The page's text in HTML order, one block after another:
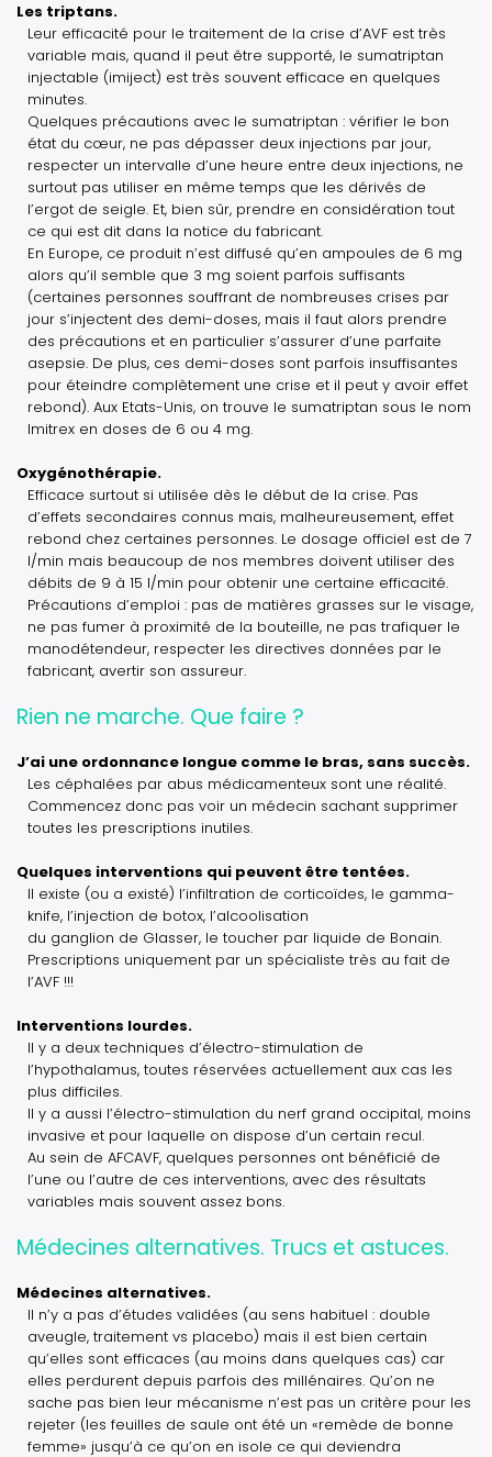
Les triptans.
Leur efficacité pour le traitement de la crise d’AVF est très
variable mais, quand il peut être supporté, le sumatriptan
injectable (imiject) est très souvent efficace en quelques
minutes.
Quelques précautions avec le sumatriptan : vérifier le bon
état du cœur, ne pas dépasser deux injections par jour,
respecter un intervalle d’une heure entre deux injections, ne
surtout pas utiliser en même temps que les dérivés de
l’ergot de seigle. Et, bien sûr, prendre en considération tout
ce qui est dit dans la notice du fabricant.
En Europe, ce produit n’est diffusé qu’en ampoules de 6 mg
alors qu’il semble que 3 mg soient parfois suffisants
(certaines personnes souffrant de nombreuses crises par
jour s’injectent des demi-doses, mais il faut alors prendre
des précautions et en particulier s’assurer d’une parfaite
asepsie. De plus, ces demi-doses sont parfois insuffisantes
pour éteindre complètement une crise et il peut y avoir effet
rebond). Aux Etats-Unis, on trouve le sumatriptan sous le nom
Imitrex en doses de 6 ou 4 mg.
Oxygénothérapie.
Efficace surtout si utilisée dès le début de la crise. Pas
d’effets secondaires connus mais, malheureusement, effet
rebond chez certaines personnes. Le dosage officiel est de 7
l/min mais beaucoup de nos membres doivent utiliser des
débits de 9 à 15 l/min pour obtenir une certaine efficacité.
Précautions d’emploi : pas de matières grasses sur le visage,
ne pas fumer à proximité de la bouteille, ne pas trafiquer le
manodétendeur, respecter les directives données par le
fabricant, avertir son assureur.
Rien ne marche. Que faire ?
J’ai une ordonnance longue comme le bras, sans succès.
Les céphalées par abus médicamenteux sont une réalité.
Commencez donc pas voir un médecin sachant supprimer
toutes les prescriptions inutiles.
Quelques interventions qui peuvent être tentées.
Il existe (ou a existé) l’infiltration de corticoïdes, le gamma-
knife, l’injection de botox, l’alcoolisation
du ganglion de Glasser, le toucher par liquide de Bonain.
Prescriptions uniquement par un spécialiste très au fait de
l’AVF !!!
Interventions lourdes.
Il y a deux techniques d’électro-stimulation de
l’hypothalamus, toutes réservées actuellement aux cas les
plus difficiles.
Il y a aussi l’électro-stimulation du nerf grand occipital, moins
invasive et pour laquelle on dispose d’un certain recul.
Au sein de AFCAVF, quelques personnes ont bénéficié de
l’une ou l’autre de ces interventions, avec des résultats
variables mais souvent assez bons.
Médecines alternatives. Trucs et astuces.
Médecines alternatives.
Il n’y a pas d’études validées (au sens habituel : double
aveugle, traitement vs placebo) mais il est bien certain
qu’elles sont efficaces (au moins dans quelques cas) car
elles perdurent depuis parfois des millénaires. Qu’on ne
sache pas bien leur mécanisme n’est pas un critère pour les
rejeter (les feuilles de saule ont été un «remède de bonne
femme» jusqu’à ce qu’on en isole ce qui deviendra